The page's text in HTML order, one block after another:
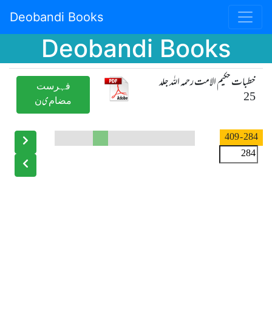
Deobandi Books
Deobandi Books
خطبات حکیم الامت رحمہ اللہ جلد
25
ﻓﮩﺮﺳﺖ
ﻣﻀﺎﻡیﻥ
284
- 409